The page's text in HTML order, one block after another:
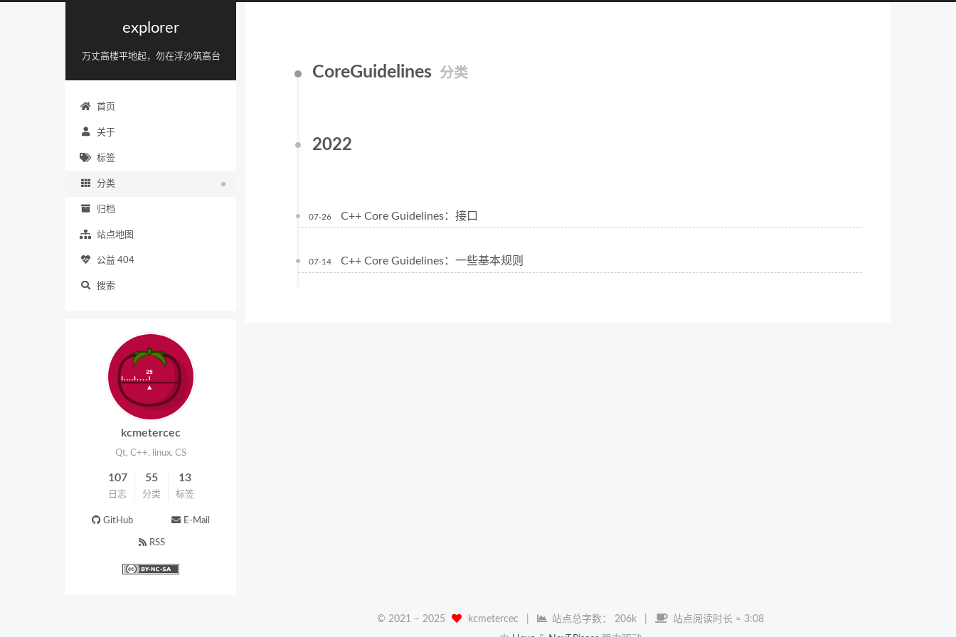
explorer
万丈高楼平地起，勿在浮沙筑高台
首页
关于
标签
分类
归档
站点地图
公益 404
搜索
CoreGuidelines 分类
2022
07-26 C++ Core Guidelines：接口
07-14 C++ Core Guidelines：一些基本规则
kcmetercec
Qt, C++, linux, CS
107
日志
55
分类
13
标签
GitHub E-Mail
RSS
© 2021 – 2025 kcmetercec 站点总字数： 206k 站点阅读时长 ≈ 3:08